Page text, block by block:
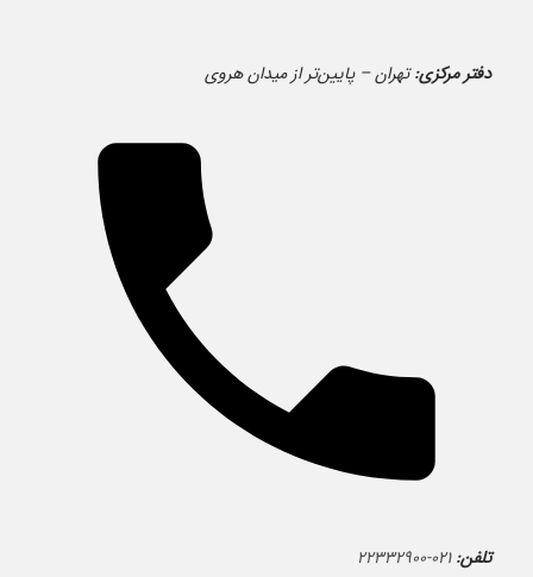
دفتر مرکزی:تهران – پایین‌تر از میدان هروی
تلفن: ۰۲۱-۲۲۳۳۲۹۰۰